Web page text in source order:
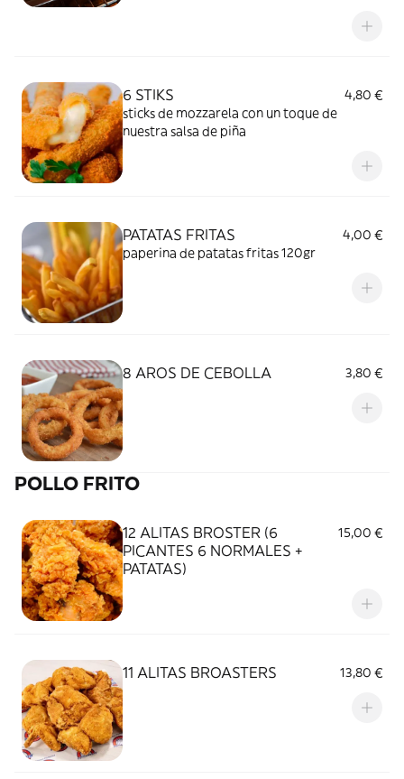
6 STIKS
4,80 €
sticks de mozzarela con un toque de
nuestra salsa de piña
PATATAS FRITAS
4,00 €
paperina de patatas fritas 120gr
8 AROS DE CEBOLLA 3,80 €
POLLO FRITO
12 ALITAS BROSTER (6
PICANTES 6 NORMALES +
PATATAS)
15,00 €
11 ALITAS BROASTERS 13,80 €